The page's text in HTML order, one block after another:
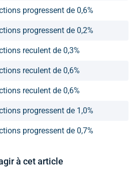
progressent de 0,6%
progressent de 0,2%
reculent de 0,3%
reculent de 0,6%
reculent de 0,6%
progressent de 1,0%
progressent de 0,7%
à cet article